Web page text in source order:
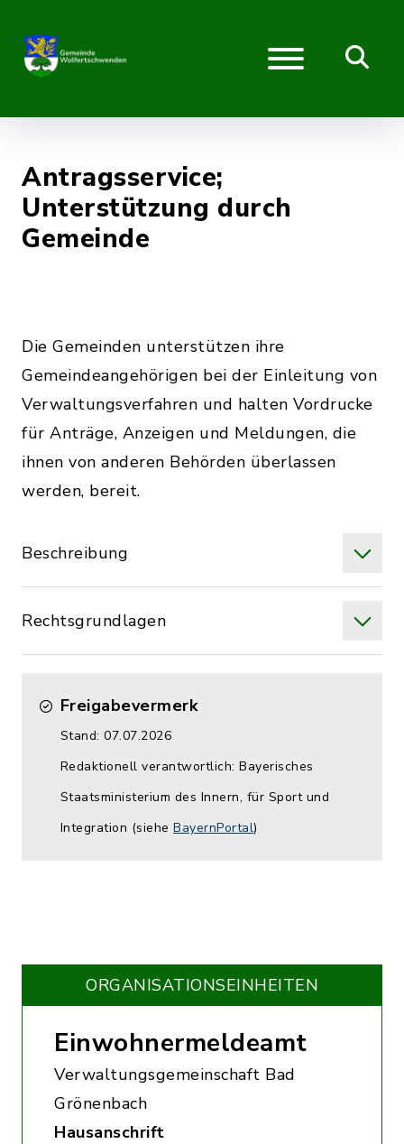
Antragsservice;
Unterstützung durch
Gemeinde
Die Gemeinden unterstützen ihre
Gemeindeangehörigen bei der Einleitung von
Verwaltungsverfahren und halten Vordrucke
für Anträge, Anzeigen und Meldungen, die
ihnen von anderen Behörden überlassen
werden, bereit.
Beschreibung
Rechtsgrundlagen
Freigabevermerk
Stand: 07.07.2026
Redaktionell verantwortlich: Bayerisches
Staatsministerium des Innern, für Sport und
Integration (siehe BayernPortal)
ORGANISATIONS­EINHEITEN
Einwohnermeldeamt
Verwaltungsgemeinschaft Bad
Grönenbach
Hausanschrift